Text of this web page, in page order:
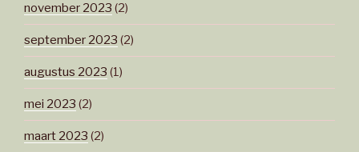
november 2023 (2)
september 2023 (2)
augustus 2023 (1)
mei 2023 (2)
maart 2023 (2)